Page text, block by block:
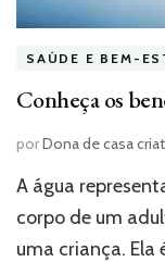
SAÚDE E BEM-
Conheça os
porDona de casa
A água
corpo de um
uma criança.